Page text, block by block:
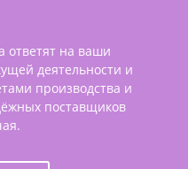
ответят на ваши
деятельности и
производства и
поставщиков